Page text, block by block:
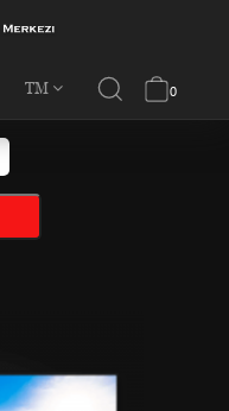
TM 0